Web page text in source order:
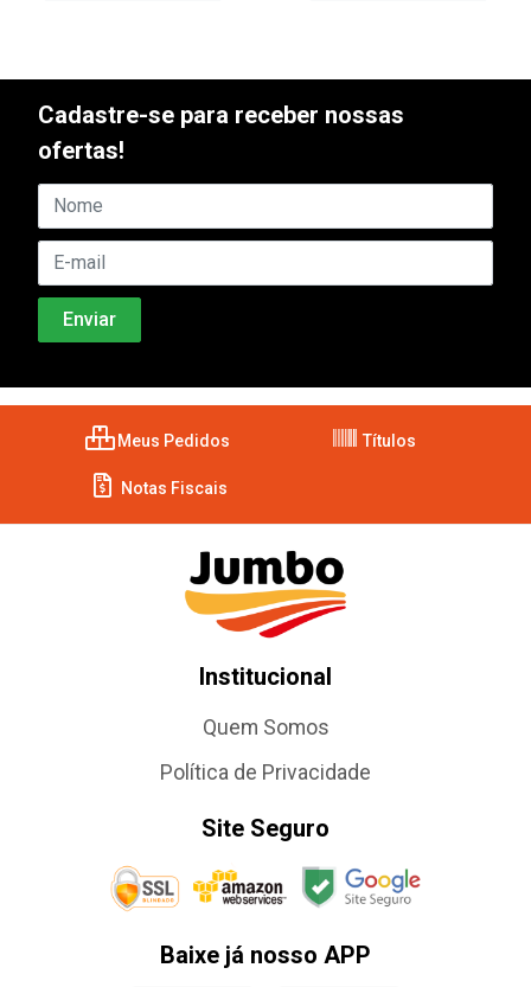
Cadastre-se para receber nossas
ofertas!
Meus Pedidos Títulos
Notas Fiscais
Institucional
Quem Somos
Política de Privacidade
Site Seguro
Baixe já nosso APP